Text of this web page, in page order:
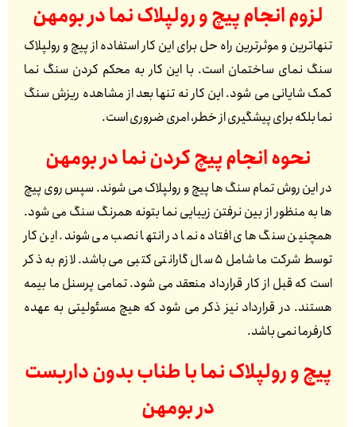
لزوم انجام پیچ و رولپلاک نما دربومهن
تنهاترین و موثرترین راه حل برای این کار استفاده از پیچ و رولپلاک
سنگ نمای ساختمان است. با این کار به محکم کردن سنگ نما
کمک شایانی می شود. این کار نه تنها بعد از مشاهده ریزش سنگ
نما بلکه برای پیشگیری از خطر، امری ضروری است.
نحوه انجام پیچ کردن نما دربومهن
در این روش تمام سنگ ها پیچ و رولپلاک می شوند. سپس روی پیچ
ها به منظور از بین نرفتن زیبایی نما بتونه همرنگ سنگ می شود.
همچنین سنگ های افتاده نما در انتها نصب می شوند. این کار
توسط شرکت ما شامل 5 سال گارانتی کتبی می باشد. لازم به ذکر
است که قبل از کار قرارداد منعقد می شود. تمامی پرسنل ما بیمه
هستند. در قرارداد نیز ذکر می شود که هیچ مسئولیتی به عهده
کارفرما نمی باشد.
پیچ و رولپلاک نما با طناب بدون داربست
دربومهن